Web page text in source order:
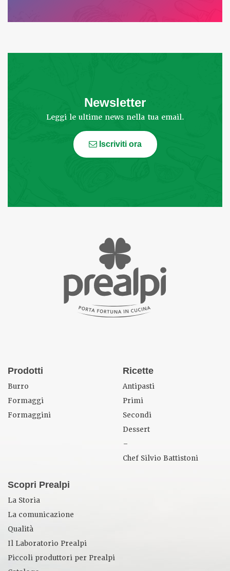
Newsletter
Leggi le ultime news nella tua email.
Iscriviti ora
Prodotti
Burro
Formaggi
Formaggini
Ricette
Antipasti
Primi
Secondi
Dessert
–
Chef Silvio Battistoni
Scopri Prealpi
La Storia
La comunicazione
Qualità
Il Laboratorio Prealpi
Piccoli produttori per Prealpi